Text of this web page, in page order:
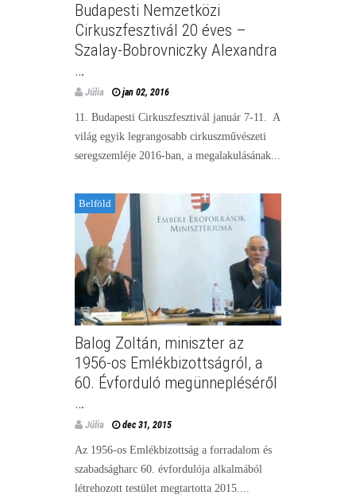
Budapesti Nemzetközi
Cirkuszfesztivál 20 éves –
Szalay-Bobrovniczky Alexandra
…
Júlia jan 02, 2016
11. Budapesti Cirkuszfesztivál január 7-11. A
világ egyik legrangosabb cirkuszművészeti
seregszemléje 2016-ban, a megalakulásának...
Belföld
Balog Zoltán, miniszter az
1956-os Emlékbizottságról, a
60. Évforduló megünnepléséről
…
Júlia dec 31, 2015
Az 1956-os Emlékbizottság a forradalom és
szabadságharc 60. évfordulója alkalmából
létrehozott testület megtartotta 2015....